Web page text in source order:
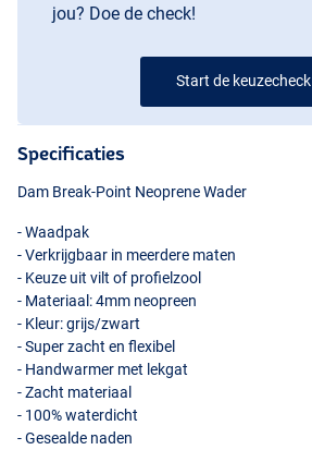
jou? Doe de check!
Start de keuzecheck
Specificaties
Dam Break-Point Neoprene Wader
- Waadpak
- Verkrijgbaar in meerdere maten
- Keuze uit vilt of profielzool
- Materiaal: 4mm neopreen
- Kleur: grijs/zwart
- Super zacht en flexibel
- Handwarmer met lekgat
- Zacht materiaal
- 100% waterdicht
- Gesealde naden